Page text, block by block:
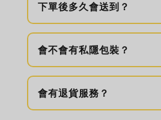
下單後多久會送到？
會不會有私隱包裝？
會有退貨服務？